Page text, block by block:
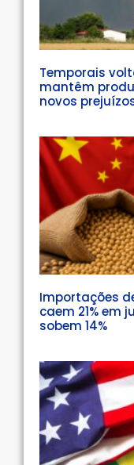
Temporais
mantêm
novos
Importações
caem 21% em
sobem 14%